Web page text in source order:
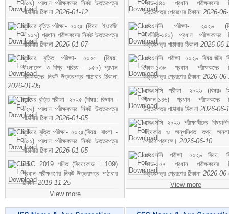
১০৯) প্রধান পরীক্ষকদের নিকট উত্তরপত্র
পাঠাবার ঠিকানা 2026-01-12
জুনিয়র বৃত্তি পরীক্ষা- ২০২৫ (বিষয়: ইংরেজি
- ১০৭) প্রধান পরীক্ষকদের নিকট উত্তরপত্র
পাঠাবার ঠিকানা 2026-01-07
জুনিয়র বৃত্তি পরীক্ষা- ২০২৫ (বিষয়:
বাংলাদেশ ও বিশ্ব পরিচয় - ১৫০) প্রধান
পরীক্ষকদের নিকট উত্তরপত্র পাঠাবার ঠিকানা
2026-01-05
জুনিয়র বৃত্তি পরীক্ষা- ২০২৫ (বিষয়: বিজ্ঞান -
১২৭) প্রধান পরীক্ষকদের নিকট উত্তরপত্র
পাঠাবার ঠিকানা 2026-01-05
জুনিয়র বৃত্তি পরীক্ষা- ২০২৫(বিষয়: বাংলা -
১০১) প্রধান পরীক্ষকদের নিকট উত্তরপত্র
পাঠাবার ঠিকানা 2026-01-05
JSC 2019 গনিত (বিষয়কোড : 109)
প্রধান পরীক্ষগণের নিকট উত্তরপত্র পাঠাবার
ঠিকানা2019-11-25
View more
কোড-১৪০ প্রধান পরীক্ষকদের
উত্তরপত্র প্রেরণের ঠিকানা 2026-
এসএসসি পরীক্ষা- ২০২৬
অর্থনীতি-১৪১) প্রধান পরীক্ষকদের
উত্তরপত্র পাঠাবার ঠিকানা 2026-06-
এসএসসি পরীক্ষা ২০২৬ বিষয়:জীব
কোড-১৩৮ প্রধান পরীক্ষকদের
উত্তরপত্র প্রেরণের ঠিকানা 2026-
এসএসসি পরীক্ষা- ২০২৬ (বিষয়ঃ
বিজ্ঞান-১৪৬) প্রধান পরীক্ষকদের
উত্তরপত্র পাঠাবার ঠিকানা 2026-06-
এসএসসি ২০২৬ পরীক্ষার্থীদের
বহিষ্কার ও অনুপস্থিত তথ্য
প্রেরণ প্রসঙ্গে। 2026-06-10
এসএসসি পরীক্ষা ২০২৬ বিষয়:
কোড-১২৭ প্রধান পরীক্ষকদের
উত্তরপত্র প্রেরণের ঠিকানা 2026-
View more